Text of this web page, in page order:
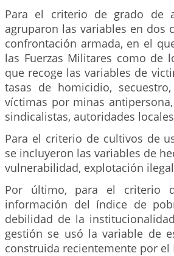
Para el criterio de grado de
agruparon las variables en dos
confrontación armada, en el
las Fuerzas Militares como de
que recoge las variables de
tasas de homicidio,
víctimas por minas
sindicalistas, autoridades
Para el criterio de cultivos de
se incluyeron las variables de
vulnerabilidad, explotación
Por último, para el criterio
información del índice de
debilidad de la
gestión se usó la variable de
construida recientemente por el